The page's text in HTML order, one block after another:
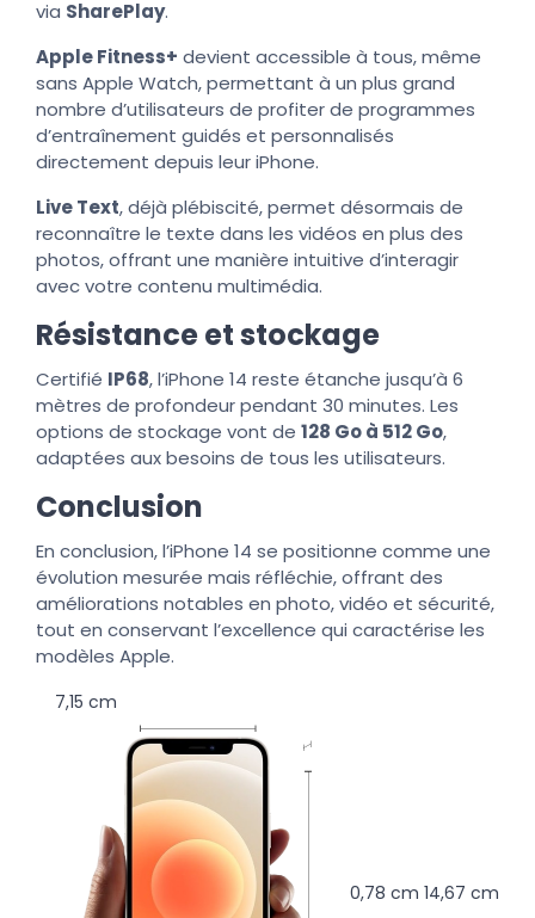
via SharePlay.
Apple Fitness+ devient accessible à tous, même
sans Apple Watch, permettant à un plus grand
nombre d’utilisateurs de profiter de programmes
d’entraînement guidés et personnalisés
directement depuis leur iPhone.
Live Text, déjà plébiscité, permet désormais de
reconnaître le texte dans les vidéos en plus des
photos, offrant une manière intuitive d’interagir
avec votre contenu multimédia.
Résistance et stockage
Certifié IP68, l’iPhone 14 reste étanche jusqu’à 6
mètres de profondeur pendant 30 minutes. Les
options de stockage vont de 128 Go à 512 Go,
adaptées aux besoins de tous les utilisateurs.
Conclusion
En conclusion, l’iPhone 14 se positionne comme une
évolution mesurée mais réfléchie, offrant des
améliorations notables en photo, vidéo et sécurité,
tout en conservant l’excellence qui caractérise les
modèles Apple.
7,15 cm
0,78 cm 14,67 cm